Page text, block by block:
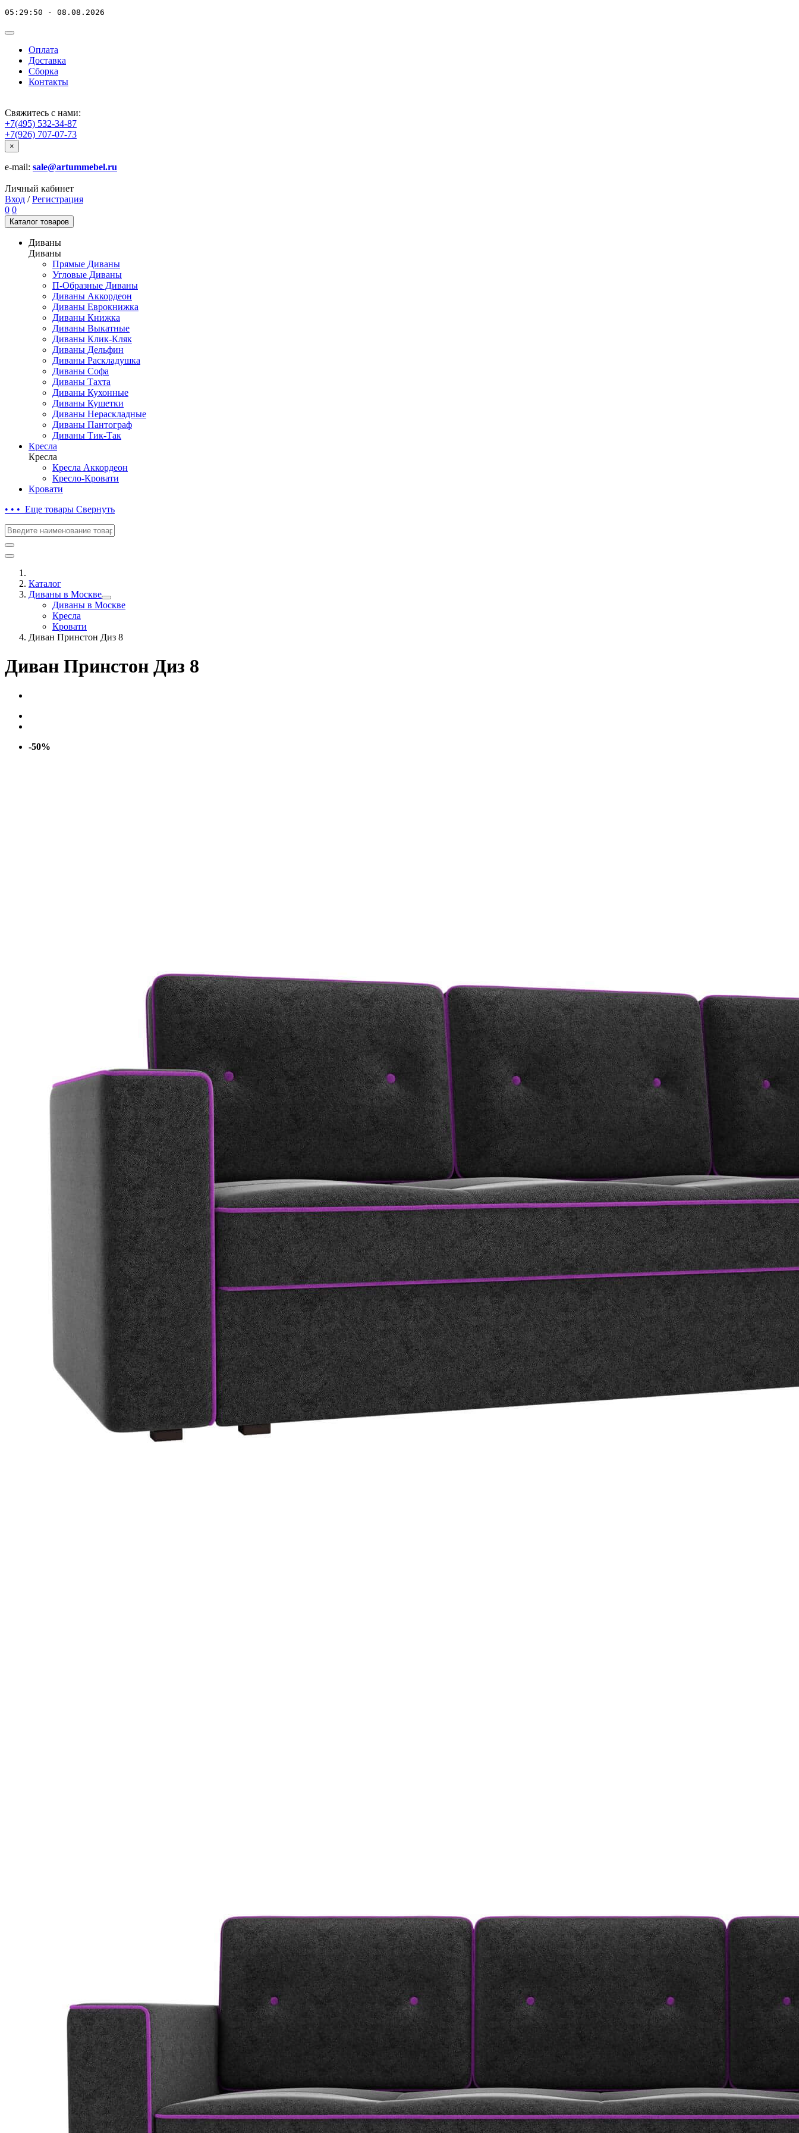
05:29:50 - 08.08.2026
Оплата
Доставка
Сборка
Контакты
Свяжитесь с нами:
+7(495) 532-34-87
+7(926) 707-07-73
×
e-mail: sale@artummebel.ru
Личный кабинет
Вход / Регистрация
0 0
Каталог товаров
Диваны
Диваны
Прямые Диваны
Угловые Диваны
П-Образные Диваны
Диваны Аккордеон
Диваны Еврокнижка
Диваны Книжка
Диваны Выкатные
Диваны Клик-Кляк
Диваны Дельфин
Диваны Раскладушка
Диваны Софа
Диваны Тахта
Диваны Кухонные
Диваны Кушетки
Диваны Нераскладные
Диваны Пантограф
Диваны Тик-Так
Кресла
Кресла
Кресла Аккордеон
Кресло-Кровати
Кровати
• • • Еще товары Свернуть
Каталог
Диваны в Москве
Диваны в Москве
Кресла
Кровати
Диван Принстон Диз 8
Диван Принстон Диз 8
-50%